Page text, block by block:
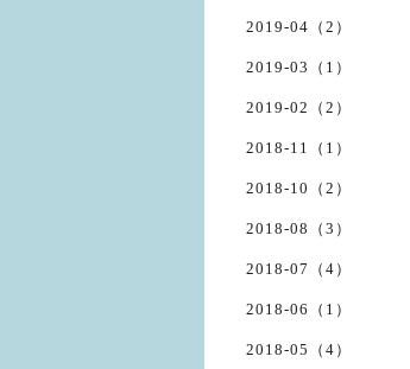
2019-04（2）
2019-03（1）
2019-02（2）
2018-11（1）
2018-10（2）
2018-08（3）
2018-07（4）
2018-06（1）
2018-05（4）